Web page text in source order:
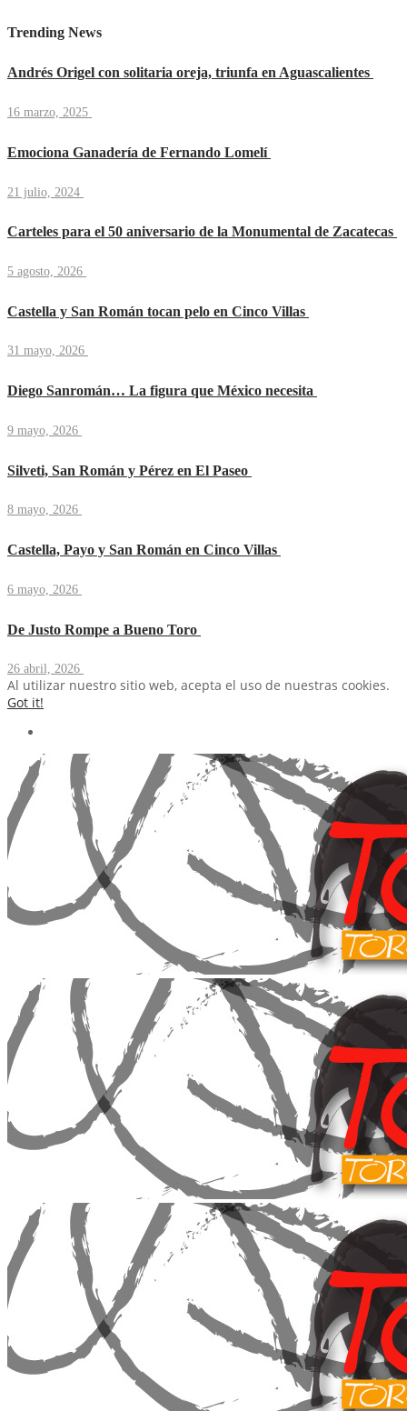
Trending News
Andrés Origel con solitaria oreja, triunfa en Aguascalientes
16 marzo, 2025
Emociona Ganadería de Fernando Lomelí
21 julio, 2024
Carteles para el 50 aniversario de la Monumental de Zacatecas
5 agosto, 2026
Castella y San Román tocan pelo en Cinco Villas
31 mayo, 2026
Diego Sanromán… La figura que México necesita
9 mayo, 2026
Silveti, San Román y Pérez en El Paseo
8 mayo, 2026
Castella, Payo y San Román en Cinco Villas
6 mayo, 2026
De Justo Rompe a Bueno Toro
26 abril, 2026
Al utilizar nuestro sitio web, acepta el uso de nuestras cookies.
Got it!